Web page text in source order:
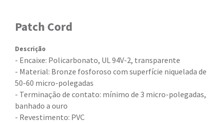
Patch Cord
Descrição
- Encaixe: Policarbonato, UL 94V-2, transparente
- Material: Bronze fosforoso com superfície niquelada de
50-60 micro-polegadas
- Terminação de contato: mínimo de 3 micro-polegadas,
banhado a ouro
- Revestimento: PVC